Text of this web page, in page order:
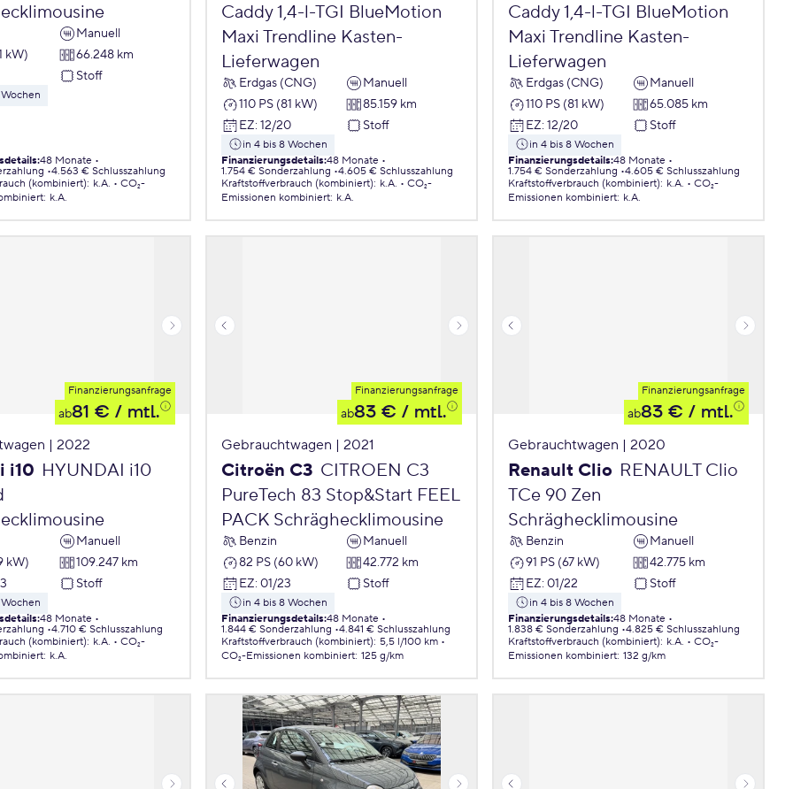
Manuell
kW)
66.248 km
Stoff
:48 Monate
4.563 € Schlusszahlung
(kombiniert): k.A.
CO₂-
: k.A.
Caddy 1,4-l-TGI BlueMotion
Maxi Trendline Kasten-
Lieferwagen
Erdgas (CNG)
Manuell
110 PS (81 kW)
85.159 km
EZ: 12/20 Stoff
in 4 bis 8 Wochen
Finanzierungsdetails:48 Monate
1.754 € Sonderzahlung 4.605 € Schlusszahlung
Kraftstoffverbrauch (kombiniert): k.A.
CO₂-
Emissionen kombiniert: k.A.
Caddy 1,4-l-TGI BlueMotion
Maxi Trendline Kasten-
Lieferwagen
Erdgas (CNG)
Manuell
110 PS (81 kW)
65.085 km
EZ: 12/20 Stoff
in 4 bis 8 Wochen
Finanzierungsdetails:48 Monate
1.754 € Sonderzahlung 4.605 € Schlusszahlung
Kraftstoffverbrauch (kombiniert): k.A.
CO₂-
Emissionen kombiniert: k.A.
Finanzierungsanfrage
ab81 € / mtl.
| 2022
i10 HYUNDAI i10
Manuell
kW)
109.247 km
Stoff
:48 Monate
4.710 € Schlusszahlung
(kombiniert): k.A.
CO₂-
: k.A.
Finanzierungsanfrage
ab83 € / mtl.
Gebrauchtwagen | 2021
Citroën C3 CITROEN C3
PureTech 83 Stop&Start FEEL
PACK Schräghecklimousine
Benzin
Manuell
82 PS (60 kW)
42.772 km
EZ: 01/23 Stoff
in 4 bis 8 Wochen
Finanzierungsdetails:48 Monate
1.844 € Sonderzahlung 4.841 € Schlusszahlung
Kraftstoffverbrauch (kombiniert): 5,5 l/100 km
CO₂-Emissionen kombiniert: 125 g/km
Finanzierungsanfrage
ab83 € / mtl.
Gebrauchtwagen | 2020
Renault Clio RENAULT Clio
TCe 90 Zen
Schräghecklimousine
Benzin
Manuell
91 PS (67 kW)
42.775 km
EZ: 01/22 Stoff
in 4 bis 8 Wochen
Finanzierungsdetails:48 Monate
1.838 € Sonderzahlung 4.825 € Schlusszahlung
Kraftstoffverbrauch (kombiniert): k.A.
CO₂-
Emissionen kombiniert: 132 g/km